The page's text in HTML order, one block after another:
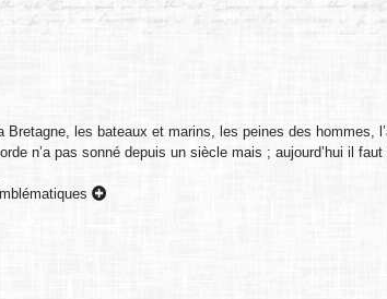
les bateaux et marins, les peines des hommes,
n’a pas sonné depuis un siècle mais ; aujourd’hui il